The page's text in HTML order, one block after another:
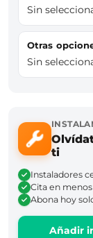
Sin
Otras
Sin
ti
Instaladores
Cita en
Abona hoy
Añadir